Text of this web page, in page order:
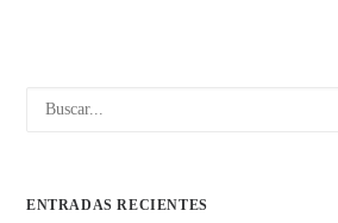
ENTRADAS RECIENTES